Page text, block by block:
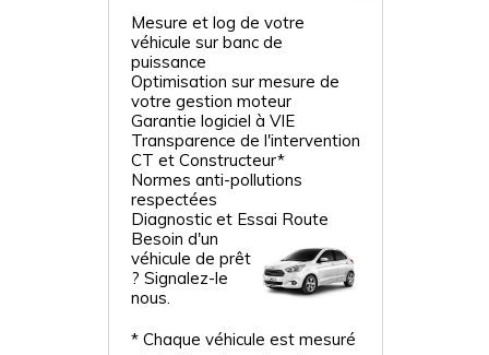
Mesure et log de votre
véhicule sur banc de
puissance
Optimisation sur mesure de
votre gestion moteur
Garantie logiciel à VIE
Transparence de l'intervention
CT et Constructeur*
Normes anti-pollutions
respectées
Diagnostic et Essai Route
Besoin d'un
véhicule de prêt
? Signalez-le
nous.
* Chaque véhicule est mesuré